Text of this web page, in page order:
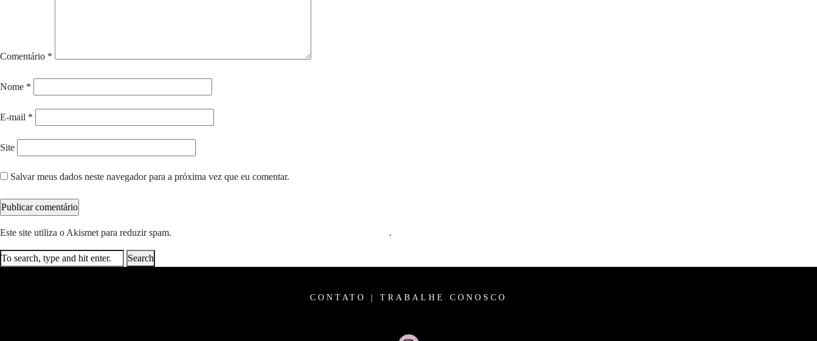
Comentário *
Nome *
E-mail *
Site
Salvar meus dados neste navegador para a próxima vez que eu comentar.
Este site utiliza o Akismet para reduzir spam. .
Search
CONTATO TRABALHE CONOSCO